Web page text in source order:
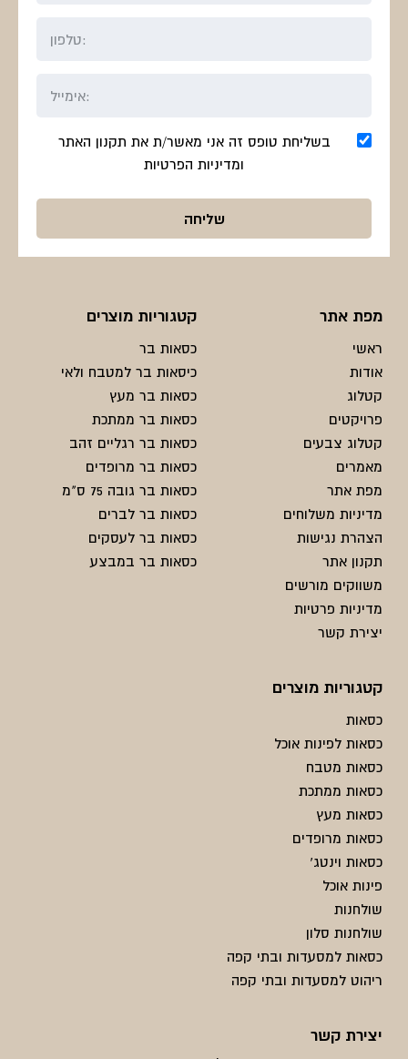
מפת אתר
ראשי
אודות
קטלוג
פרויקטים
קטלוג צבעים
מאמרים
מפת אתר
מדיניות משלוחים
הצהרת נגישות
תקנון אתר
משווקים מורשים
מדיניות פרטיות
יצירת קשר
קטגוריות מוצרים
כסאות בר
כיסאות בר למטבח ולאי
כסאות בר מעץ
כסאות בר ממתכת
כסאות בר רגליים זהב
כסאות בר מרופדים
כסאות בר גובה 75 ס"מ
כסאות בר לברים
כסאות בר לעסקים
כסאות בר במבצע
קטגוריות מוצרים
כסאות
כסאות לפינות אוכל
כסאות מטבח
כסאות ממתכת
כסאות מעץ
כסאות מרופדים
כסאות וינטג'
פינות אוכל
שולחנות
שולחנות סלון
כסאות למסעדות ובתי קפה
ריהוט למסעדות ובתי קפה
יצירת קשר
בשליחת טופס זה אני מאשר/ת את תקנון האתר
ומדיניות הפרטיות